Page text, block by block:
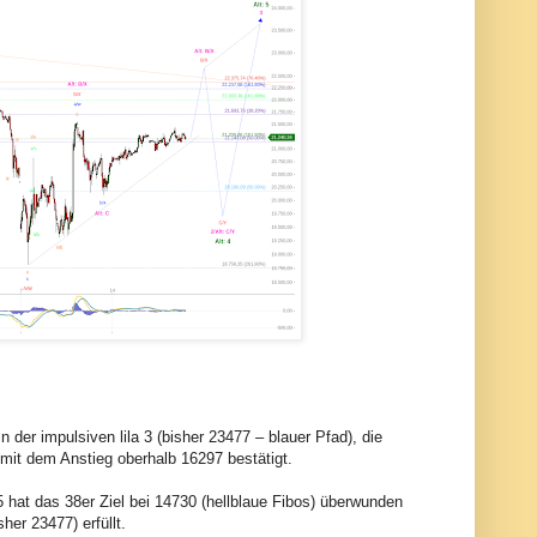
der impulsiven lila 3 (bisher 23477 – blauer Pfad), die
dem Anstieg oberhalb 16297 bestätigt.
das 38er Ziel bei 14730 (hellblaue Fibos) überwunden
23477) erfüllt.